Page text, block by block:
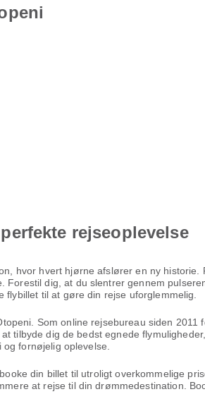
rejseoplevelse
hvor hvert hjørne afslører en ny
dig, at du slentrer gennem
til at gøre din rejse uforglemmelig.
Som online rejsebureau siden
tilbyde dig de bedst egnede
fornøjelig oplevelse.
din billet til utroligt overkommelige
at rejse til din drømmedestination.